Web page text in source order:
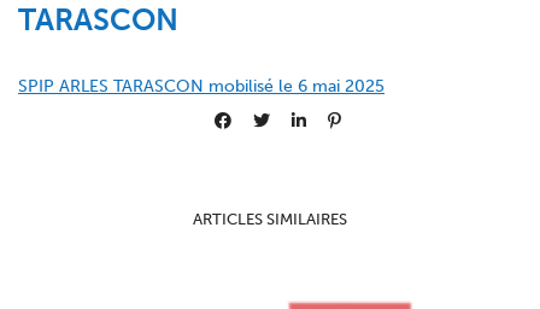
TARASCON
SPIP ARLES TARASCON mobilisé le 6 mai 2025
ARTICLES SIMILAIRES